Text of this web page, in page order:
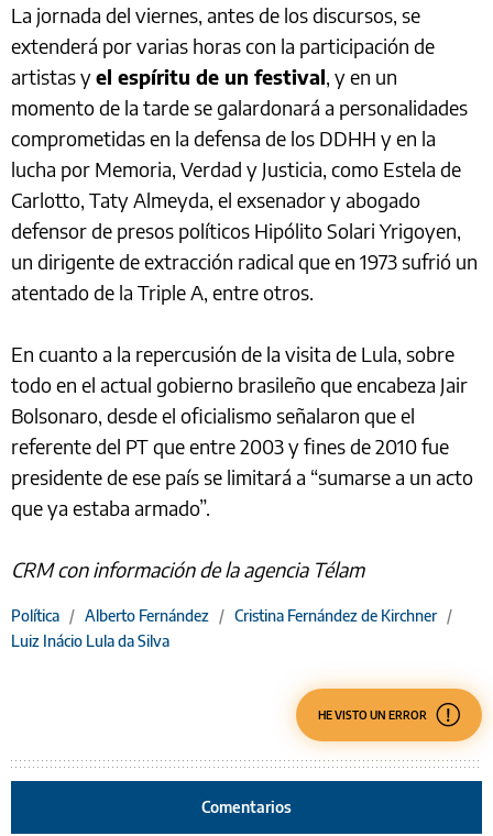
La jornada del viernes, antes de los discursos, se
extenderá por varias horas con la participación de
artistas yel espíritu de un festival, y en un
momento de la tarde se galardonará a personalidades
comprometidas en la defensa de los DDHH y en la
lucha por Memoria, Verdad y Justicia, como Estela de
Carlotto, Taty Almeyda, el exsenador y abogado
defensor de presos políticos Hipólito Solari Yrigoyen,
un dirigente de extracción radical que en 1973 sufrió un
atentado de la Triple A, entre otros.
En cuanto a la repercusión de la visita de Lula, sobre
todo en el actual gobierno brasileño que encabeza Jair
Bolsonaro, desde el oficialismo señalaron que el
referente del PT que entre 2003 y fines de 2010 fue
presidente de ese país se limitará a “sumarse a un acto
que ya estaba armado”.
CRM con información de la agencia Télam
Política / Alberto Fernández / Cristina Fernández de Kirchner /
Luiz Inácio Lula da Silva
HE VISTO UN ERROR
Comentarios